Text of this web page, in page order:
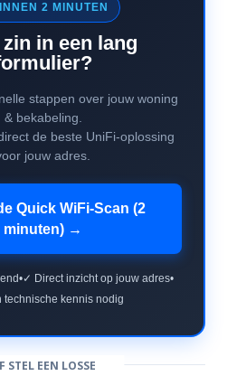
2 MINUTEN
zin in een lang
stappen over jouw woning
& bekabeling.
de beste UniFi-oplossing
jouw adres.
Quick WiFi-Scan (2
minuten) →
•✓ Direct inzicht op jouw adres•
technische kennis nodig
STEL EEN LOSSE